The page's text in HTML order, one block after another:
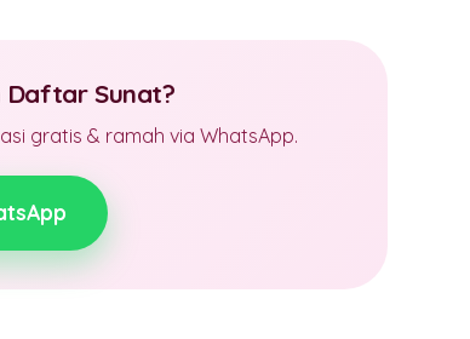
Daftar Sunat?
gratis & ramah via WhatsApp.